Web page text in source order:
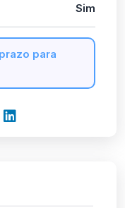
Sim
para